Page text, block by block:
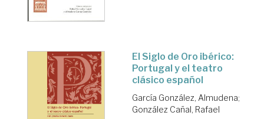
El Siglo de Oro ibérico:
Portugal y el teatro
clásico español
García González, Almudena;
González Cañal, Rafael